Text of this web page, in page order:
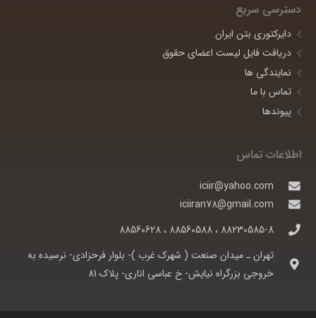
دسترسی سریع
دایرکتوری بتن ایران
دریافت فایل لیست اعضای حقوق
نمایندگی ها
تماس با ما
پیوندها
اطلاعات تماس
iciir@yahoo.com
iciiran78@gmail.com
88230585-8 ، 88560588 ، 88560628
تهران ـ ميدان صنعت ( شهرک غرب )- بلوار فرحزادی- نرسيده به
خروجی بزرگراه نيايش- خ عباسی اناری- پلاک 81